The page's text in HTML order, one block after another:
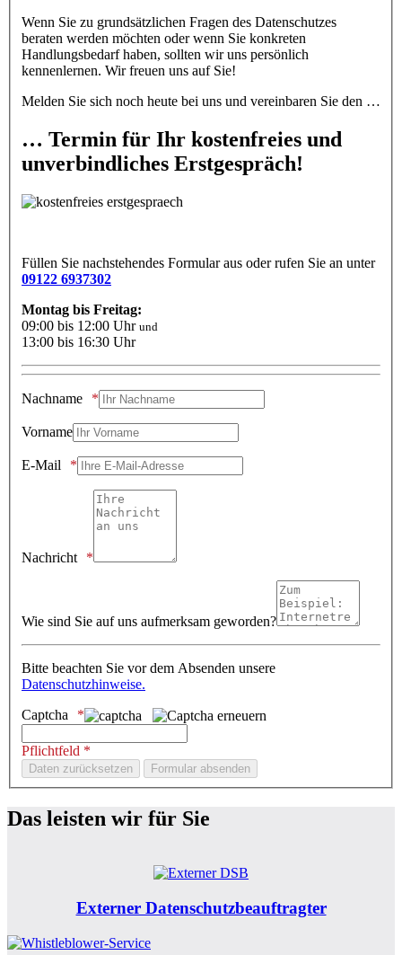
Wenn Sie zu grundsätzlichen Fragen des Datenschutzes
beraten werden möchten oder wenn Sie konkreten
Handlungsbedarf haben, sollten wir uns persönlich
kennenlernen. Wir freuen uns auf Sie!
Melden Sie sich noch heute bei uns und vereinbaren Sie den …
… Termin für Ihr kostenfreies und
unverbindliches Erstgespräch!
Füllen Sie nachstehendes Formular aus oder rufen Sie an unter
09122 6937302
Montag bis Freitag:
09:00 bis 12:00 Uhr und
13:00 bis 16:30 Uhr
Nachname
Vorname
E-Mail
Nachricht
Wie sind Sie auf uns aufmerksam geworden?
Bitte beachten Sie vor dem Absenden unsere
Datenschutzhinweise.
Captcha
Pflichtfeld *
Das leisten wir für Sie
Externer Datenschutzbeauftragter